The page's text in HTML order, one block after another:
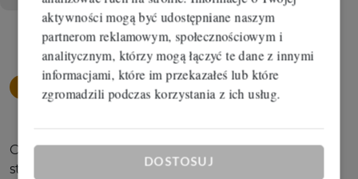
aktywności mogą być udostępniane naszym
partnerom reklamowym, społecznościowym i
analitycznym, którzy mogą łączyć te dane z innymi
informacjami, które im przekazałeś lub które
zgromadzili podczas korzystania z ich usług.
DOSTOSUJ
Napisz wiadomość
Opisnieruchomości
Obiekt nowo wybudowany w bardzo wysokim
standardzie wysokość hali 6 m.Wjazd do hali z 2